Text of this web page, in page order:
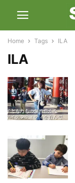
Home Tags ILA
ILA